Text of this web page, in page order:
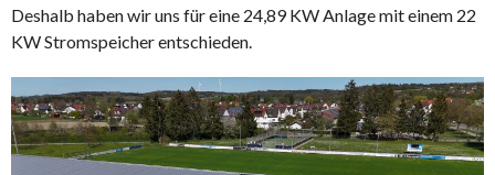
Deshalb haben wir uns für eine 24,89 KW Anlage mit einem 22
KW Stromspeicher entschieden.